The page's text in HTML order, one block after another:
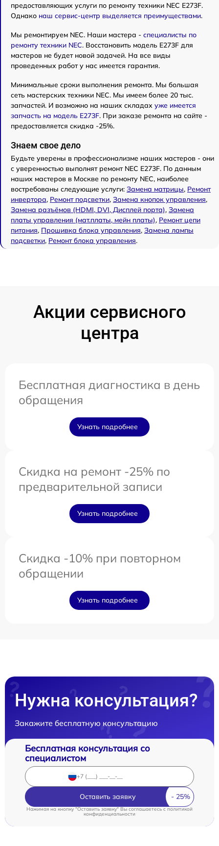
предоставляющих услуги по ремонту техники NEC E273F.
Однако наш сервис-центр выделяется преимуществами.
Мы ремонтируем NEC. Наши мастера - специалисты по
ремонту техники NEC. Восстановить модель E273F для
мастеров не будет новой задачей. На все виды
проведенных работ у нас имеется гарантия.
Минимальные сроки выполнения ремонта. Мы большая
сеть мастерских техники NEC. Мы имеем более 20 тыс.
запчастей. И возможно на наших складах уже имеется
запчасть на модель E273F. При заказе ремонта на сайте -
предоставляется скидка -25%.
Знаем свое дело
Будьте уверены в профессионализме наших мастеров - они
с уверенностью выполнят ремонт NEC E273F. По данным
наших мастеров в Москве по ремонту NEC, наиболее
востребованы следующие услуги: Замена матрицы, Ремонт
инвертора, Ремонт подсветки, Замена кнопок управления,
Замена разъёмов (HDMI, DVI, Дисплей порта), Замена
платы управления (мат.платы, мейн платы), Ремонт цепи
питания, Прошивка блока управления, Замена лампы
подсветки, Ремонт блока управления.
Акции сервисного
центра
Бесплатная диагностика в день
обращения
Узнать подробнее
Скидка на ремонт -25% по
предварительной записи
Узнать подробнее
Скидка -10% при повторном
обращении
Узнать подробнее
Нужна консультация?
Закажите бесплатную консультацию
Бесплатная консультация со
специалистом
Оставить заявку
Нажимая на кнопку "Оставить заявку" Вы соглашаетесь cполитикой
конфиденциальности